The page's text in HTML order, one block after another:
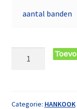
aantal banden
HA
Categorie: HANKOOK